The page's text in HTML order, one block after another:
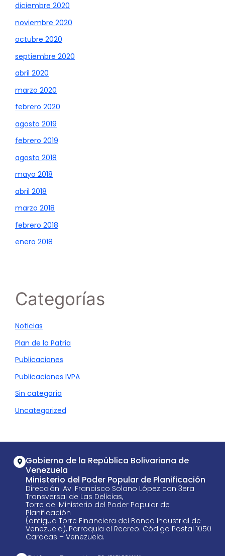
diciembre 2020
noviembre 2020
octubre 2020
septiembre 2020
abril 2020
marzo 2020
febrero 2020
agosto 2019
febrero 2019
agosto 2018
mayo 2018
abril 2018
marzo 2018
febrero 2018
enero 2018
Categorías
Noticias
Plan de la Patria
Publicaciones
Publicaciones IVPA
Sin categoría
Uncategorized
Gobierno de la República Bolivariana de
Venezuela
Ministerio del Poder Popular de Planificación
Dirección: Av. Francisco Solano López con 3era
Transversal de Las Delicias,
Torre del Ministerio del Poder Popular de
Planificación
(antigua Torre Financiera del Banco Industrial de
Venezuela), Parroquia el Recreo. Código Postal 1050
Caracas – Venezuela.